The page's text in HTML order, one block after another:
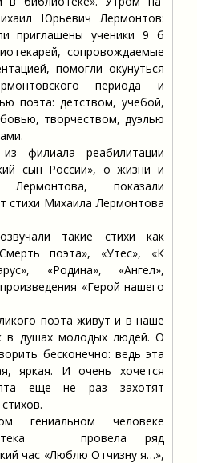
Юрьевич Лермонтов:
приглашены ученики 9 б
сопровождаемые
помогли окунуться
периода и
поэта: детством, учебой,
творчеством, дуэлью
филиала реабилитации
сын России», о жизни и
показали
стихи Михаила Лермонтова
такие стихи как
поэта», «Утес», «К
«Родина», «Ангел»,
«Герой нашего
поэта живут и в наше
в душах молодых людей. О
бесконечно: ведь эта
яркая. И очень хочется
еще не раз захотят
человеке
провела ряд
час «Люблю Отчизну я…»,